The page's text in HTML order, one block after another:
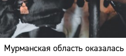
Мурманская область